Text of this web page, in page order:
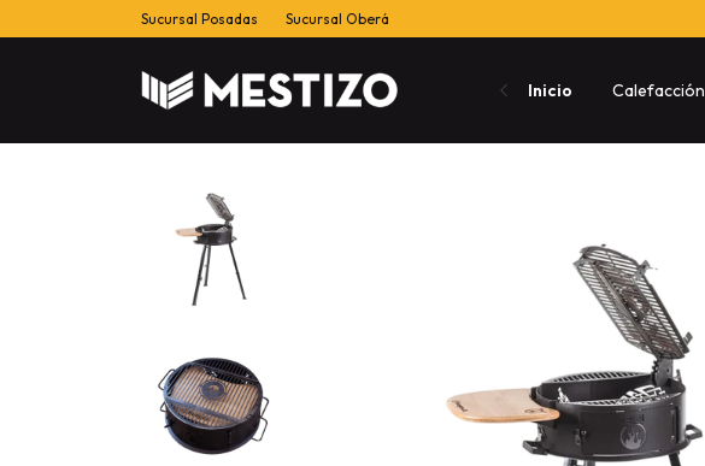
Sucursal Posadas Sucursal Oberá
Inicio Calefacción